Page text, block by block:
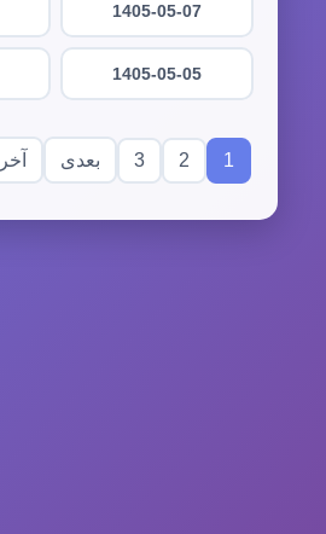
1405-05-07
1405-05-05
1
2
3 بعدی آخر